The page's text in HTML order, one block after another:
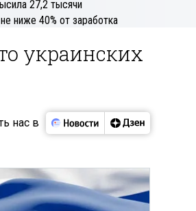
27,2 тысячи
ниже 40% от заработка
украинских
нас в